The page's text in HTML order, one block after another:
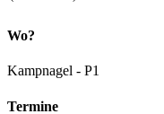
Wo?
Kampnagel - P1
Termine